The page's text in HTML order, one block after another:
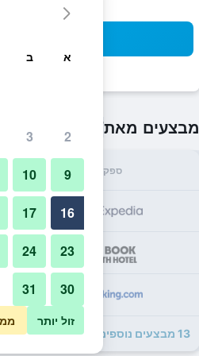
מבצעים מאת₪157
ספק
13 מבצעים נוספים לJc Rooms Santo Domingo
א ב
2
3
9
10
16
17
23
24
30
31
זול יותר